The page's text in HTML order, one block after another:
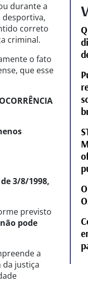
durante a
correto
criminal.
o fato
que esse
3/8/1998,
previsto
não pode
a
justiça